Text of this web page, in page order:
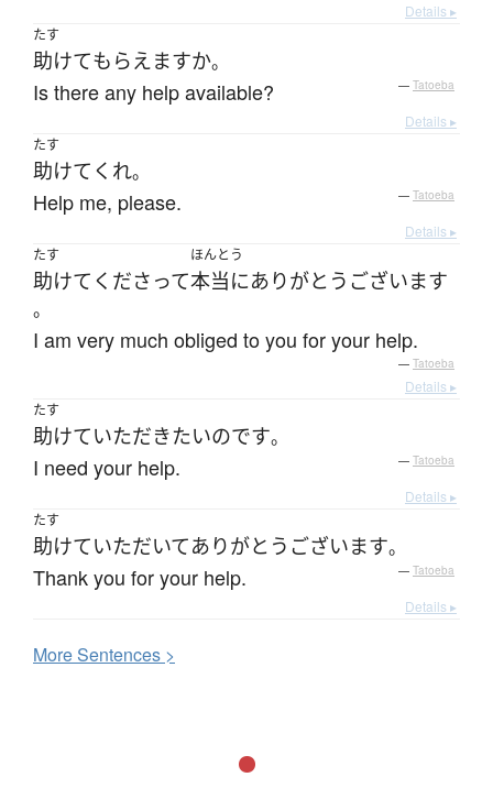
Details ▸
たす
助けてもらえますか。
Is there any help available? — Tatoeba
Details ▸
たす
助けて くれ。
Help me, please. — Tatoeba
Details ▸
たす
助けて くださって
ほんとう
本当にありがとうございます
。
I am very much obliged to you for your help.
— Tatoeba
Details ▸
たす
助けていただきたいのです。
I need your help. — Tatoeba
Details ▸
たす
助けていただいてありがとうございます。
Thank you for your help. — Tatoeba
Details ▸
MoreSentences >